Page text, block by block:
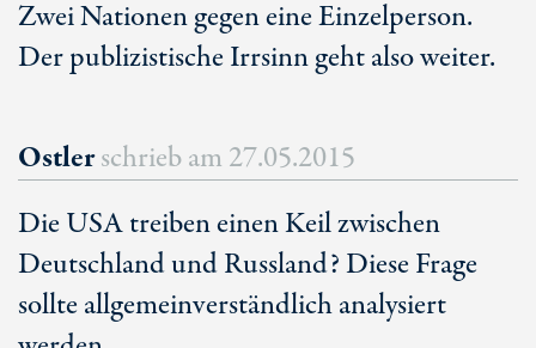
Zwei Nationen gegen eine Einzelperson.
Der publizistische Irrsinn geht also weiter.
Ostlerschrieb am 27.05.2015
Die USA treiben einen Keil zwischen
Deutschland und Russland? Diese Frage
sollte allgemeinverständlich analysiert